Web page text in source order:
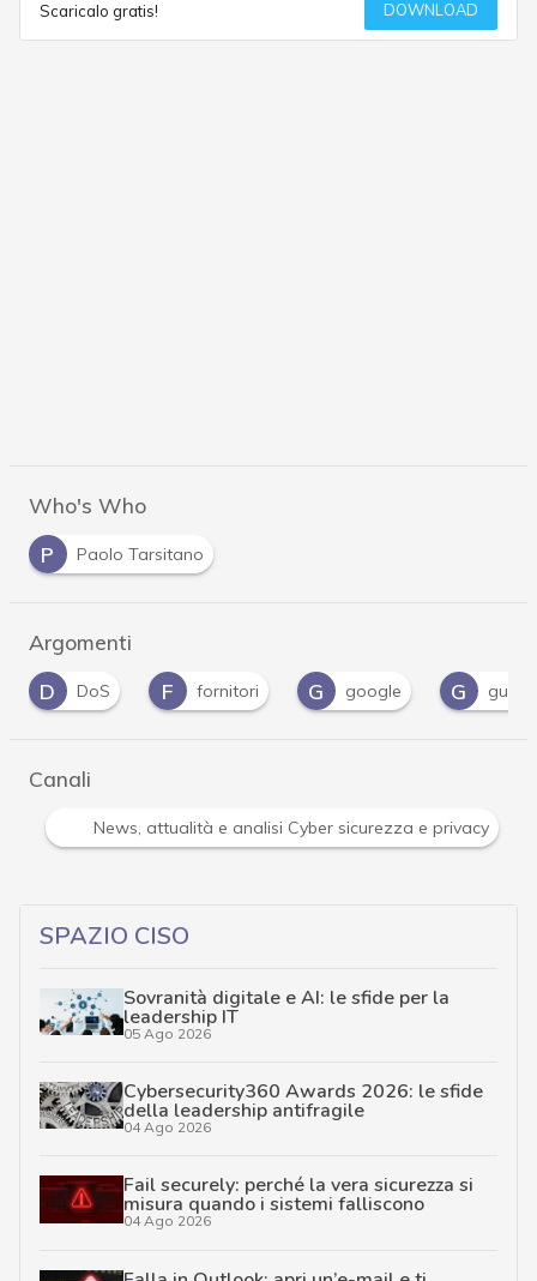
Scaricalo gratis! DOWNLOAD
Who's Who
P
Paolo Tarsitano
Argomenti
F
fornitori G google G guida P
Canali
Attacchi hacker e Malware: le ultime news in tempo
SPAZIO CISO
Sovranità digitale e AI: le sfide per la
leadership IT
05 Ago 2026
Cybersecurity360 Awards 2026: le sfide
della leadership antifragile
04 Ago 2026
Fail securely: perché la vera sicurezza si
misura quando i sistemi falliscono
04 Ago 2026